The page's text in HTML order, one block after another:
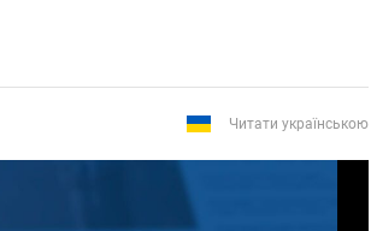
Читати українською